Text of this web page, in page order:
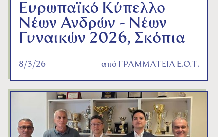
Ευρωπαϊκό Κύπελλο
Νέων Ανδρών - Νέων
Γυναικών 2026, Σκόπια
8/3/26 από ΓΡΑΜΜΑΤΕΙΑ Ε.Ο.Τ.